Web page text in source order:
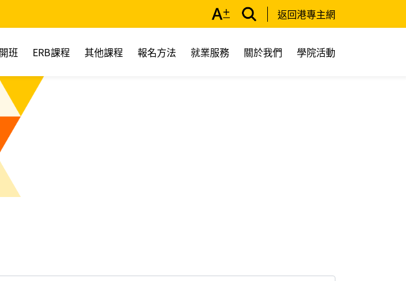
返回港專主網
班 ERB課程 其他課程 報名方法 就業服務 關於我們 學院活動